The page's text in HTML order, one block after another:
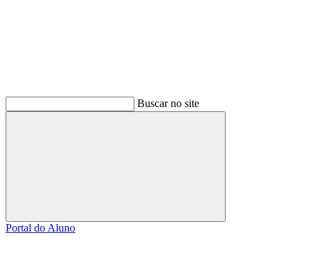
Buscar no site
Buscar
Portal do Aluno